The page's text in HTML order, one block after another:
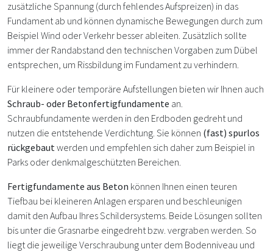
zusätzliche Spannung (durch fehlendes Aufspreizen) in das
Fundament ab und können dynamische Bewegungen durch zum
Beispiel Wind oder Verkehr besser ableiten. Zusätzlich sollte
immer der Randabstand den technischen Vorgaben zum Dübel
entsprechen, um Rissbildung im Fundament zu verhindern.
Für kleinere oder temporäre Aufstellungen bieten wir Ihnen auch
Schraub- oder Betonfertigfundamente an.
Schraubfundamente werden in den Erdboden gedreht und
nutzen die entstehende Verdichtung. Sie können (fast) spurlos
rückgebaut werden und empfehlen sich daher zum Beispiel in
Parks oder denkmalgeschützten Bereichen.
Fertigfundamente aus Beton können Ihnen einen teuren
Tiefbau bei kleineren Anlagen ersparen und beschleunigen
damit den Aufbau Ihres Schildersystems. Beide Lösungen sollten
bis unter die Grasnarbe eingedreht bzw. vergraben werden. So
liegt die jeweilige Verschraubung unter dem Bodenniveau und